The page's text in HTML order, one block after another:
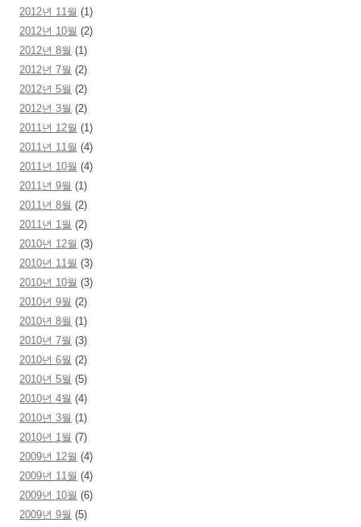
2012년 11월 (1)
2012년 10월 (2)
2012년 8월 (1)
2012년 7월 (2)
2012년 5월 (2)
2012년 3월 (2)
2011년 12월 (1)
2011년 11월 (4)
2011년 10월 (4)
2011년 9월 (1)
2011년 8월 (2)
2011년 1월 (2)
2010년 12월 (3)
2010년 11월 (3)
2010년 10월 (3)
2010년 9월 (2)
2010년 8월 (1)
2010년 7월 (3)
2010년 6월 (2)
2010년 5월 (5)
2010년 4월 (4)
2010년 3월 (1)
2010년 1월 (7)
2009년 12월 (4)
2009년 11월 (4)
2009년 10월 (6)
2009년 9월 (5)